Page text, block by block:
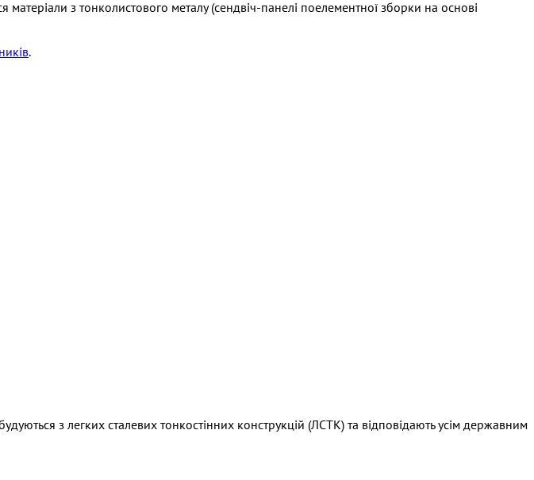
з тонколистового металу (сендвіч-панелі поелементної зборки на основі
.
з легких сталевих тонкостінних конструкцій (ЛСТК) та відповідають усім державним